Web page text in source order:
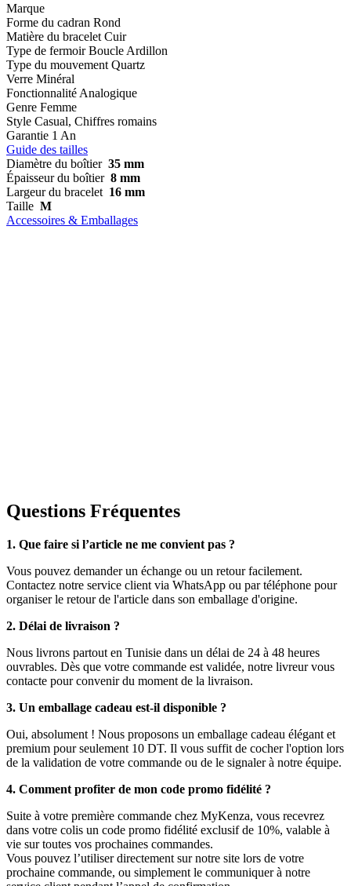
Marque
Forme du cadran Rond
Matière du bracelet Cuir
Type de fermoir Boucle Ardillon
Type du mouvement Quartz
Verre Minéral
Fonctionnalité Analogique
Genre Femme
Style Casual, Chiffres romains
Garantie 1 An
Guide des tailles
Diamètre du boîtier 35 mm
Épaisseur du boîtier 8 mm
Largeur du bracelet 16 mm
Taille M
Accessoires & Emballages
Questions Fréquentes
1. Que faire si l’article ne me convient pas ?
Vous pouvez demander un échange ou un retour facilement.
Contactez notre service client via WhatsApp ou par téléphone pour
organiser le retour de l'article dans son emballage d'origine.
2. Délai de livraison ?
Nous livrons partout en Tunisie dans un délai de 24 à 48 heures
ouvrables. Dès que votre commande est validée, notre livreur vous
contacte pour convenir du moment de la livraison.
3. Un emballage cadeau est-il disponible ?
Oui, absolument ! Nous proposons un emballage cadeau élégant et
premium pour seulement 10 DT. Il vous suffit de cocher l'option lors
de la validation de votre commande ou de le signaler à notre équipe.
4. Comment profiter de mon code promo fidélité ?
Suite à votre première commande chez MyKenza, vous recevrez
dans votre colis un code promo fidélité exclusif de 10%, valable à
vie sur toutes vos prochaines commandes.
Vous pouvez l’utiliser directement sur notre site lors de votre
prochaine commande, ou simplement le communiquer à notre